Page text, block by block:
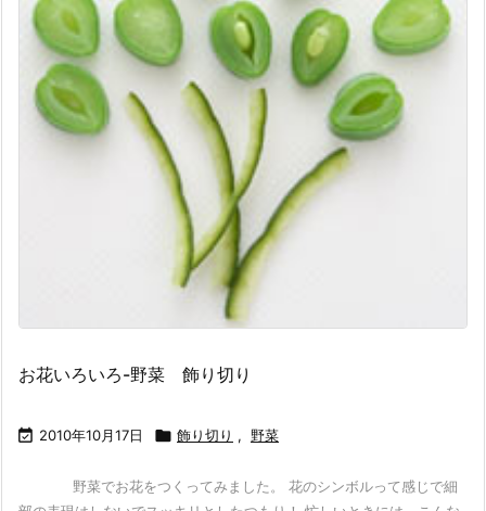
お花いろいろ-野菜 飾り切り
 2010年10月17日  飾り切り , 野菜
野菜でお花をつくってみました。 花のシンボルって感じで細